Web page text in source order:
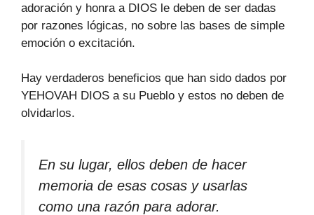
adoración y honra a DIOS le deben de ser dadas
por razones lógicas, no sobre las bases de simple
emoción o excitación.
Hay verdaderos beneficios que han sido dados por
YEHOVAH DIOS a su Pueblo y estos no deben de
olvidarlos.
En su lugar, ellos deben de hacer
memoria de esas cosas y usarlas
como una razón para adorar.